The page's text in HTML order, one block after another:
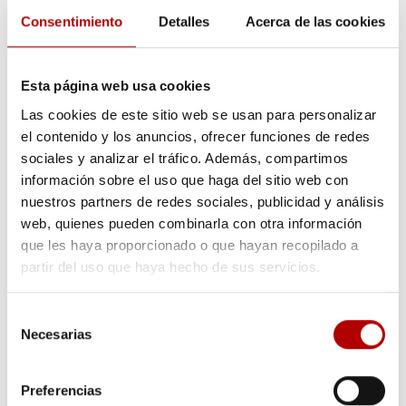
Consentimiento Detalles Acerca de las cookies
Esta página web usa cookies
Las cookies de este sitio web se usan para personalizar
el contenido y los anuncios, ofrecer funciones de redes
sociales y analizar el tráfico. Además, compartimos
información sobre el uso que haga del sitio web con
nuestros partners de redes sociales, publicidad y análisis
web, quienes pueden combinarla con otra información
que les haya proporcionado o que hayan recopilado a
partir del uso que haya hecho de sus servicios.
Necesarias
Preferencias